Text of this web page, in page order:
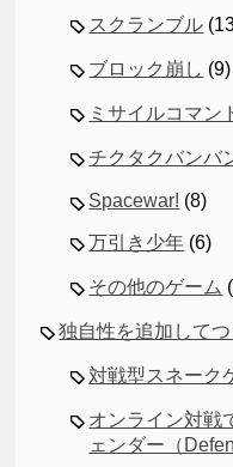
スクランブル
ブロック崩し (9)
ミサイルコマン
チクタクバンバ
Spacewar! (8)
万引き少年 (6)
その他のゲーム
独自性を追加して
対戦型スネーク
オンライン対戦
ェンダー（